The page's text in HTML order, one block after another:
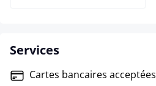
Services
Cartes bancaires acceptées